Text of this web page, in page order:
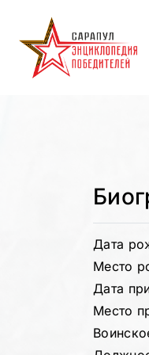
Дата
Место
Дата
Место